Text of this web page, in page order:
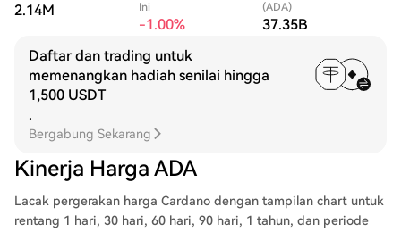
2.14M
Ini
-1.00%
(ADA)
37.35B
Daftar dan trading untuk
memenangkan hadiah senilai hingga
1,500 USDT
.
Bergabung Sekarang
Kinerja Harga ADA
Lacak pergerakan harga Cardano dengan tampilan chart untuk
rentang 1 hari, 30 hari, 60 hari, 90 hari, 1 tahun, dan periode